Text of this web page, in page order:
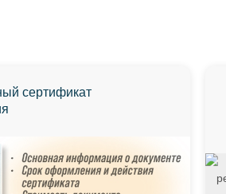
сертификат